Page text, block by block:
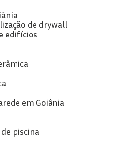
de drywall
edifícios
em Goiânia
piscina